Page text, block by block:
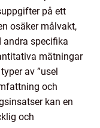
på ett
osäker målvakt,
andra specifika
mätningar
av ”usel
och
kan en
och